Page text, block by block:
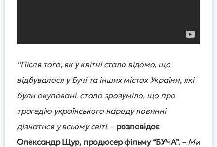
“Після того, як у квітні стало відомо, що
відбувалося у Бучі та інших містах України, які
були окуповані, стало зрозуміло, що про
трагедію українського народу повинні
дізнатися у всьому світі, – розповідає
Олександр Щур, продюсер фільму “БУЧА”. – Ми